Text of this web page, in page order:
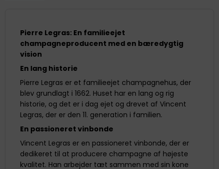
Pierre Legras: En familieejet
champagneproducent med en bæredygtig
vision
En lang historie
Pierre Legras er et familieejet champagnehus, der
blev grundlagt i 1662. Huset har en lang og rig
historie, og det er i dag ejet og drevet af Vincent
Legras, der er den 11. generation i familien.
En passioneret vinbonde
Vincent Legras er en passioneret vinbonde, der er
dedikeret til at producere champagne af højeste
kvalitet. Han arbejder tæt sammen med sin kone